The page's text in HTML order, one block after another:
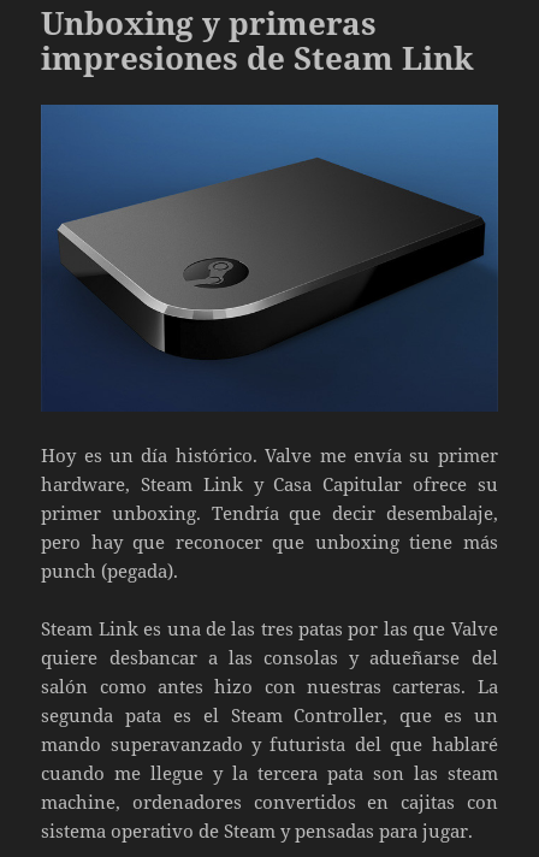
Unboxing y primeras
impresiones de Steam Link
Hoy es un día histórico. Valve me envía su primer
hardware, Steam Link y Casa Capitular ofrece su
primer unboxing. Tendría que decir desembalaje,
pero hay que reconocer que unboxing tiene más
punch (pegada).
Steam Link es una de las tres patas por las que Valve
quiere desbancar a las consolas y adueñarse del
salón como antes hizo con nuestras carteras. La
segunda pata es el Steam Controller, que es un
mando superavanzado y futurista del que hablaré
cuando me llegue y la tercera pata son las steam
machine, ordenadores convertidos en cajitas con
sistema operativo de Steam y pensadas para jugar.